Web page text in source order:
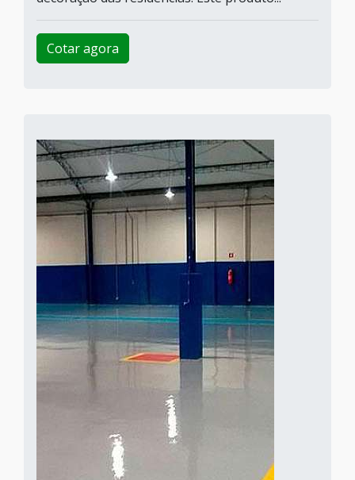
Cotar agora